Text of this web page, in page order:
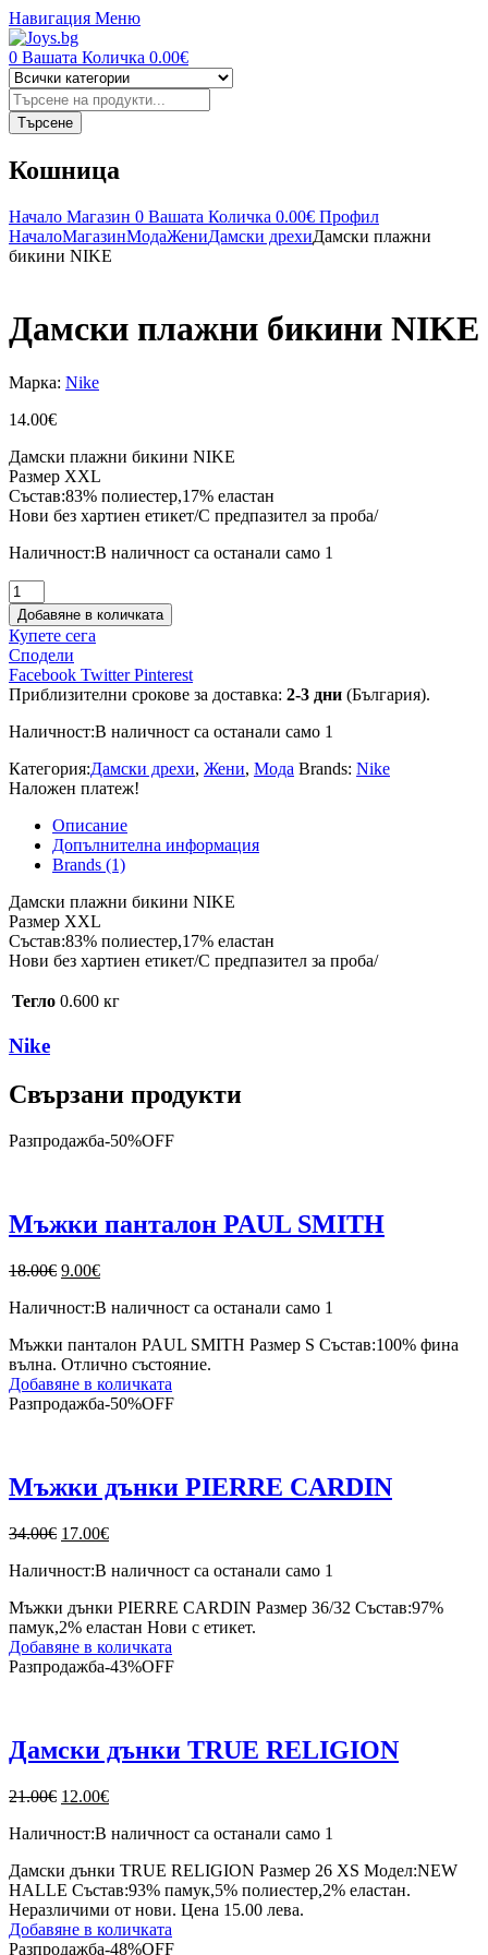
Навигация Меню
0 Вашата Количка 0.00€
Търсене
на
продукти
Търсене
Кошница
Начало Магазин 0 Вашата Количка 0.00€ Профил
НачалоМагазинМодаЖениДамски дрехиДамски плажни
бикини NIKE
Дамски плажни бикини NIKE
Марка: Nike
14.00€
Дамски плажни бикини NIKE
Размер XXL
Състав:83% полиестер,17% еластан
Нови без хартиен етикет/С предпазител за проба/
Наличност:В наличност са останали само 1
количество
за
Дамски
плажни
бикини
NIKE
Добавяне в количката
Купете сега
Сподели
Facebook Twitter Pinterest
Приблизителни срокове за доставка: 2-3 дни (България).
Наличност:В наличност са останали само 1
Категория:Дамски дрехи, Жени, Мода Brands: Nike
Наложен платеж!
Описание
Допълнителна информация
Brands (1)
Дамски плажни бикини NIKE
Размер XXL
Състав:83% полиестер,17% еластан
Нови без хартиен етикет/С предпазител за проба/
Тегло 0.600 кг
Nike
Свързани продукти
Разпродажба-50%OFF
Мъжки панталон PAUL SMITH
18.00€ Original
was:
9.00€Текущата
е:
Наличност:В наличност са останали само 1
Мъжки панталон PAUL SMITH Размер S Състав:100% фина
вълна. Отлично състояние.
Добавяне в количката
Разпродажба-50%OFF
Мъжки дънки PIERRE CARDIN
34.00€ Original
was:
17.00€Текущата
е:
Наличност:В наличност са останали само 1
Мъжки дънки PIERRE CARDIN Размер 36/32 Състав:97%
памук,2% еластан Нови с етикет.
Добавяне в количката
Разпродажба-43%OFF
Дамски дънки TRUE RELIGION
21.00€ Original
was:
12.00€Текущата
е:
Наличност:В наличност са останали само 1
Дамски дънки TRUE RELIGION Размер 26 XS Модел:NEW
HALLE Състав:93% памук,5% полиестер,2% еластан.
Неразличими от нови. Цена 15.00 лева.
Добавяне в количката
Разпродажба-48%OFF